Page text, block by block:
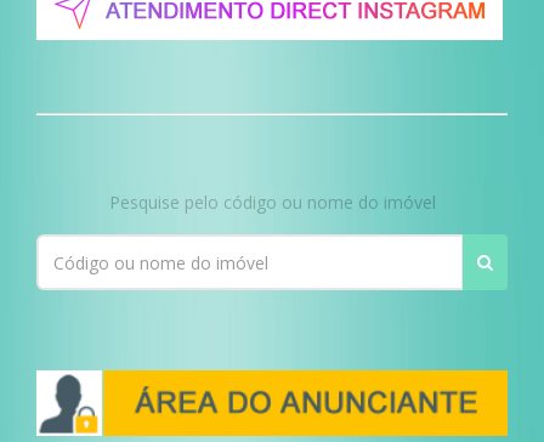
Pesquise pelo código ou nome do imóvel